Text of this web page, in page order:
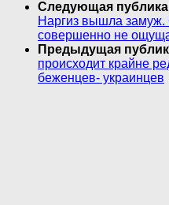
Следующая
Наргиз вышла замуж.
совершенно не
Предыдущая
происходит крайне
беженцев- украинцев